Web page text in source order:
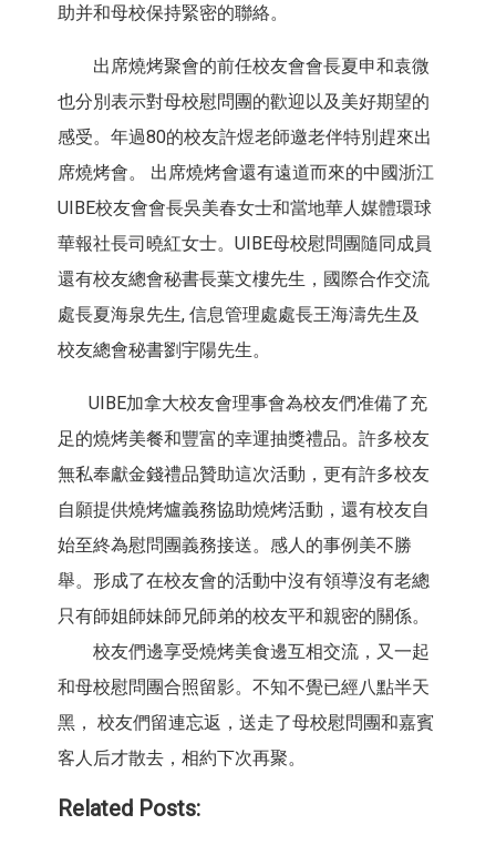
助并和母校保持緊密的聯絡。
出席燒烤聚會的前任校友會會長夏申和袁微
也分別表示對母校慰問團的歡迎以及美好期望的
感受。年過80的校友許煜老師邀老伴特別趕來出
席燒烤會。 出席燒烤會還有遠道而來的中國浙江
UIBE校友會會長吳美春女士和當地華人媒體環球
華報社長司曉紅女士。UIBE母校慰問團隨同成員
還有校友總會秘書長葉文樓先生，國際合作交流
處長夏海泉先生, 信息管理處處長王海濤先生及
校友總會秘書劉宇陽先生。
UIBE加拿大校友會理事會為校友們准備了充
足的燒烤美餐和豐富的幸運抽獎禮品。許多校友
無私奉獻金錢禮品贊助這次活動，更有許多校友
自願提供燒烤爐義務協助燒烤活動，還有校友自
始至終為慰問團義務接送。感人的事例美不勝
舉。形成了在校友會的活動中沒有領導沒有老總
只有師姐師妹師兄師弟的校友平和親密的關係。
校友們邊享受燒烤美食邊互相交流，又一起
和母校慰問團合照留影。不知不覺已經八點半天
黑， 校友們留連忘返，送走了母校慰問團和嘉賓
客人后才散去，相約下次再聚。
Related Posts: